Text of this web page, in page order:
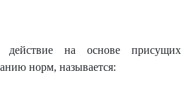
действие на основе присущих
норм, называется: